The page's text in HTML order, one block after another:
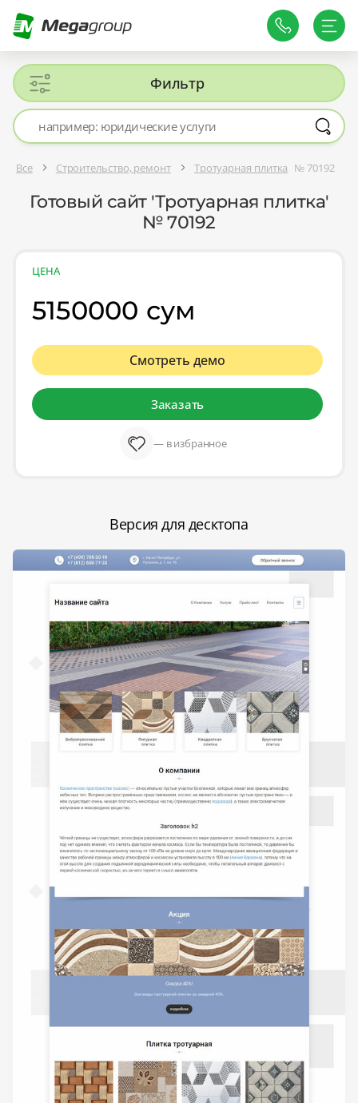
Фильтр
Все Строительство, ремонт Тротуарная плитка № 70192
Готовый сайт 'Тротуарная плитка'
№ 70192
ЦЕНА
5150000 сум
Смотреть демо
Заказать
— в избранное
Версия для десктопа